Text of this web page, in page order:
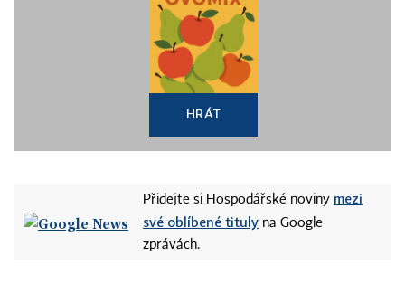
HRÁT
Přidejte si Hospodářské noviny mezi
své oblíbené tituly na Google
zprávách.